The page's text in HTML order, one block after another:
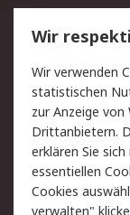
Service
Value Added
Hilfe
Rechtliches
AGB
Cookie-
Wir
Wir verwenden
statistischen
zur Anzeige
Drittanbietern.
erklären Sie
essentiellen
Cookies
verwalten"